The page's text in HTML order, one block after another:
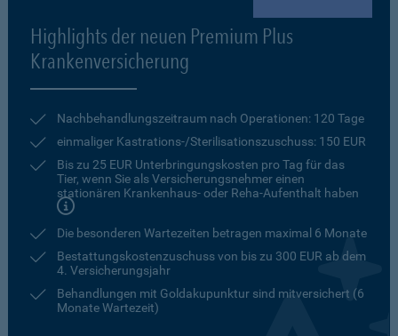
Highlights der neuen Premium Plus
Krankenversicherung
Nachbehandlungszeitraum nach Operationen: 120 Tage
einmaliger Kastrations-/Sterilisationszuschuss: 150 EUR
Bis zu 25 EUR Unterbringungskosten pro Tag für das
Tier, wenn Sie als Versicherungsnehmer einen
stationären Krankenhaus- oder Reha-Aufenthalt haben
Die besonderen Wartezeiten betragen maximal 6 Monate
Bestattungskostenzuschuss von bis zu 300 EUR ab dem
4. Versicherungsjahr
Behandlungen mit Goldakupunktur sind mitversichert (6
Monate Wartezeit)